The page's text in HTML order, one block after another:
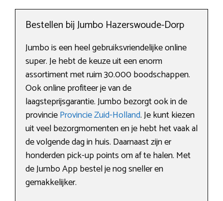
Bestellen bij Jumbo Hazerswoude-Dorp
Jumbo is een heel gebruiksvriendelijke online
super. Je hebt de keuze uit een enorm
assortiment met ruim 30.000 boodschappen.
Ook online profiteer je van de
laagsteprijsgarantie. Jumbo bezorgt ook in de
provincieProvincie Zuid-Holland. Je kunt kiezen
uit veel bezorgmomenten en je hebt het vaak al
de volgende dag in huis. Daarnaast zijn er
honderden pick-up points om af te halen. Met
de Jumbo App bestel je nog sneller en
gemakkelijker.